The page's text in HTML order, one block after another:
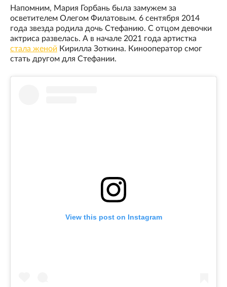
Напомним, Мария Горбань была замужем за
осветителем Олегом Филатовым. 6 сентября 2014
года звезда родила дочь Стефанию. С отцом девочки
актриса развелась. А в начале 2021 года артистка
стала женой Кирилла Зоткина. Кинооператор смог
стать другом для Стефании.
View this post on Instagram